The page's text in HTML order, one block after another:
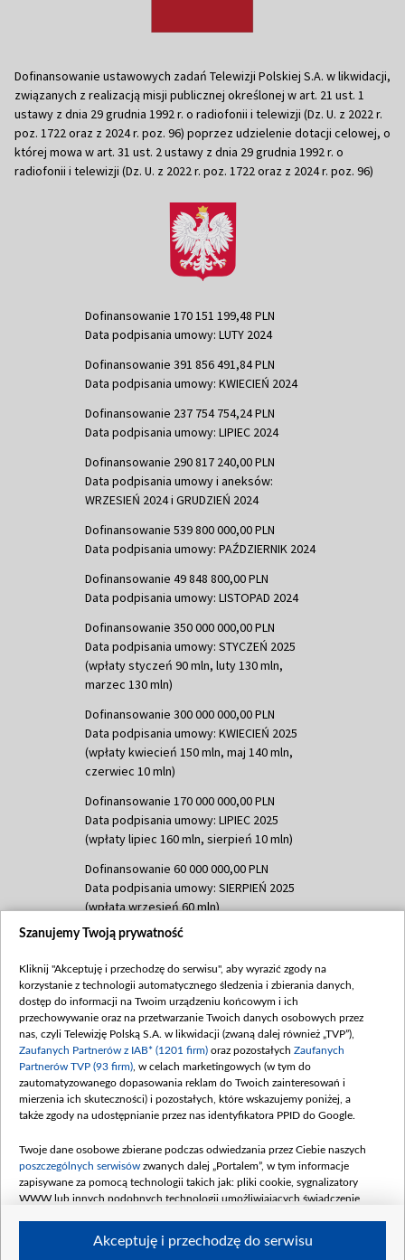
Dofinansowanie ustawowych zadań Telewizji Polskiej S.A. w likwidacji,
związanych z realizacją misji publicznej określonej w art. 21 ust. 1
ustawy z dnia 29 grudnia 1992 r. o radiofonii i telewizji (Dz. U. z 2022 r.
poz. 1722 oraz z 2024 r. poz. 96) poprzez udzielenie dotacji celowej, o
której mowa w art. 31 ust. 2 ustawy z dnia 29 grudnia 1992 r. o
radiofonii i telewizji (Dz. U. z 2022 r. poz. 1722 oraz z 2024 r. poz. 96)
Dofinansowanie 170 151 199,48 PLN
Data podpisania umowy: LUTY 2024
Dofinansowanie 391 856 491,84 PLN
Data podpisania umowy: KWIECIEŃ 2024
Dofinansowanie 237 754 754,24 PLN
Data podpisania umowy: LIPIEC 2024
Dofinansowanie 290 817 240,00 PLN
Data podpisania umowy i aneksów:
WRZESIEŃ 2024 i GRUDZIEŃ 2024
Dofinansowanie 539 800 000,00 PLN
Data podpisania umowy: PAŹDZIERNIK 2024
Dofinansowanie 49 848 800,00 PLN
Data podpisania umowy: LISTOPAD 2024
Dofinansowanie 350 000 000,00 PLN
Data podpisania umowy: STYCZEŃ 2025
(wpłaty styczeń 90 mln, luty 130 mln,
marzec 130 mln)
Dofinansowanie 300 000 000,00 PLN
Data podpisania umowy: KWIECIEŃ 2025
(wpłaty kwiecień 150 mln, maj 140 mln,
czerwiec 10 mln)
Dofinansowanie 170 000 000,00 PLN
Data podpisania umowy: LIPIEC 2025
(wpłaty lipiec 160 mln, sierpień 10 mln)
Dofinansowanie 60 000 000,00 PLN
Data podpisania umowy: SIERPIEŃ 2025
(wpłata wrzesień 60 mln)
Dofinansowanie 635 783 051,21 PLN
(wpłata wrzesień 100 mln, październik 350
mln, listopad 265 mln)
Dofinansowanie 48 862 000,00 PLN
Data podpisania umowy: GRUDZIEŃ 2025
(wpłata grudzień 60,548 mln)
Dofinansowanie 900 000 000,00 PLN
Data podpisania umowy: LUTY 2026 (wpłata
kwiecień 180 mln, 7 maja 180 mln, 8
czerwca 90 mln)
Dofinansowanie 250 000 000,00 PLN
4 sierpnia 250 mln
Szanujemy Twoją prywatność
Kliknij "Akceptuję i przechodzę do serwisu", aby wyrazić zgody na
korzystanie z technologii automatycznego śledzenia i zbierania danych,
dostęp do informacji na Twoim urządzeniu końcowym i ich
przechowywanie oraz na przetwarzanie Twoich danych osobowych przez
nas, czyli Telewizję Polską S.A. w likwidacji (zwaną dalej również „TVP”),
Zaufanych Partnerów z IAB* (1201 firm) oraz pozostałych Zaufanych
Partnerów TVP (93 firm) , w celach marketingowych (w tym do
zautomatyzowanego dopasowania reklam do Twoich zainteresowań i
mierzenia ich skuteczności) i pozostałych, które wskazujemy poniżej, a
także zgody na udostępnianie przez nas identyfikatora PPID do Google.
Twoje dane osobowe zbierane podczas odwiedzania przez Ciebie naszych
poszczególnych serwisów zwanych dalej „Portalem”, w tym informacje
zapisywane za pomocą technologii takich jak: pliki cookie, sygnalizatory
WWW lub innych podobnych technologii umożliwiających świadczenie
Akceptuję i przechodzę do serwisu